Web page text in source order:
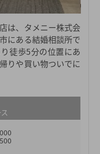
は、タメニー株式会
にある結婚相談所で
徒歩5分の位置にあ
りや買い物ついでに